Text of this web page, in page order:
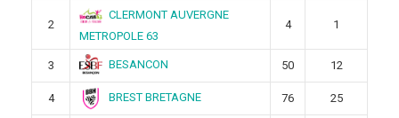
2
CLERMONT AUVERGNE
METROPOLE 63
4 1
3 BESANCON 50 12
4 BREST BRETAGNE 76 25